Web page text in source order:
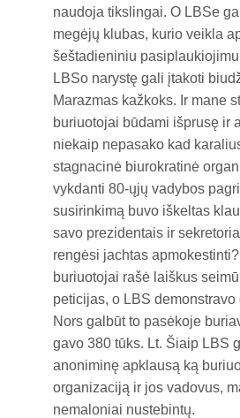
naudoja tikslingai. O LBSe
megėjų klubas, kurio veikla
šeštadieniniu
LBSo narystę gali įtakoti
Marazmas kažkoks. Ir mane
buriuotojai būdami išprusę ir
niekaip nepasako kad
stagnacinė biurokratinė
vykdanti 80-ųjų vadybos
susirinkimą buvo iškeltas
savo prezidentais ir
rengėsi jachtas
buriuotojai rašė laiškus
peticijas, o LBS
Nors galbūt to pasėkoje
gavo 380 tūks. Lt. Šiaip LBS
anoniminę apklausą ką
organizaciją ir jos vadovus,
nemaloniai nustebintų.